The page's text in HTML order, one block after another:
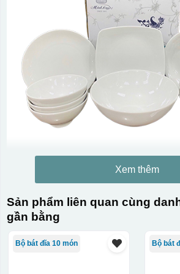
Xem thêm
Sản phẩm liên quan cùng
gần bằng
Bộ bát đĩa 10 món Bộ bát